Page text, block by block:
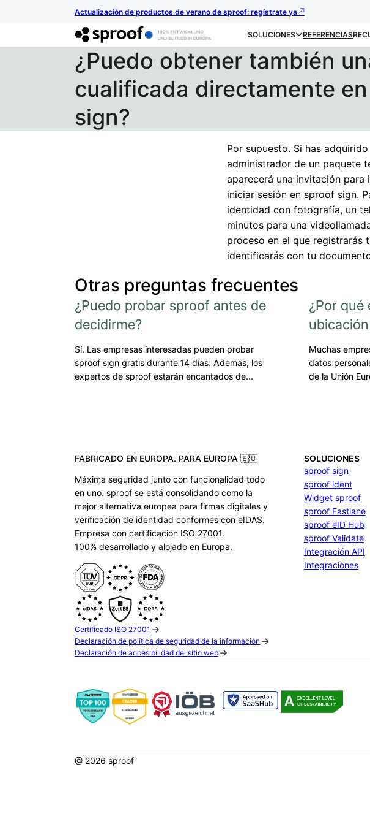
Actualización de productos de verano de sproof: regístrate ya
SOLUCIONES REFERENCIAS
¿Puedo obtener también
cualificada directamente
sign?
Por supuesto. Si has
administrador de un paquete
aparecerá una invitación
iniciar sesión en sproof sign.
identidad con fotografía, un
minutos para una
proceso en el que
identificarás con tu
Otras preguntas frecuentes
¿Puedo probar sproof antes de
decidirme?
Sí. Las empresas interesadas pueden probar
sproof sign gratis durante 14 días. Además, los
expertos de sproof estarán encantados de…
¿Por qué
Muchas
datos
de la Unión
FABRICADO EN EUROPA. PARA EUROPA 🇪🇺
Máxima seguridad junto con funcionalidad todo
en uno. sproof se está consolidando como la
mejor alternativa europea para firmas digitales y
verificación de identidad conformes con eIDAS.
Empresa con certificación ISO 27001.
100% desarrollado y alojado en Europa.
Certificado ISO 27001
Declaración de política de seguridad de la información
Declaración de accesibilidad del sitio web
SOLUCIONES
sproof sign
sproof ident
Widget sproof
sproof Fastlane
sproof eID Hub
sproof Validate
Integración API
Integraciones
@ 2026 sproof